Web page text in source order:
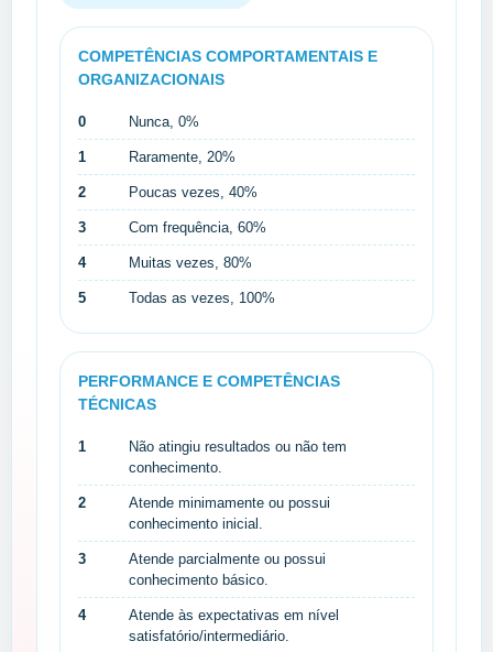
COMPETÊNCIAS COMPORTAMENTAIS E
ORGANIZACIONAIS
0 Nunca, 0%
1 Raramente, 20%
2 Poucas vezes, 40%
3 Com frequência, 60%
4 Muitas vezes, 80%
5 Todas as vezes, 100%
PERFORMANCE E COMPETÊNCIAS
TÉCNICAS
1
Não atingiu resultados ou não tem
conhecimento.
2
Atende minimamente ou possui
conhecimento inicial.
3
Atende parcialmente ou possui
conhecimento básico.
4
Atende às expectativas em nível
satisfatório/intermediário.